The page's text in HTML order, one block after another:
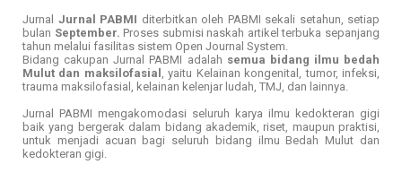
Jurnal Jurnal PABMI diterbitkan oleh PABMI sekali setahun, setiap
bulan September. Proses submisi naskah artikel terbuka sepanjang
tahun melalui fasilitas sistem Open Journal System.
Bidang cakupan Jurnal PABMI adalah semua bidang ilmu bedah
Mulut dan maksilofasial , yaitu Kelainan kongenital, tumor, infeksi,
trauma maksilofasial, kelainan kelenjar ludah, TMJ, dan lainnya.
Jurnal PABMI mengakomodasi seluruh karya ilmu kedokteran gigi
baik yang bergerak dalam bidang akademik, riset, maupun praktisi,
untuk menjadi acuan bagi seluruh bidang ilmu Bedah Mulut dan
kedokteran gigi.